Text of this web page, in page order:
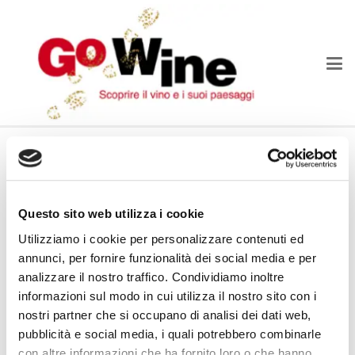
Questo sito web utilizza i cookie
Utilizziamo i cookie per personalizzare contenuti ed
annunci, per fornire funzionalità dei social media e per
analizzare il nostro traffico. Condividiamo inoltre
informazioni sul modo in cui utilizza il nostro sito con i
nostri partner che si occupano di analisi dei dati web,
pubblicità e social media, i quali potrebbero combinarle
Il primo itinerario dell’anno
per i Soci de L’Aquila
Il Club Go Wine de L’Aquila propone per sabato 17
febbraio un primo itinerario in cantina per aprire il
programma degli appuntamenti 2024. Un’escursione
di andare a conoscere sul campo cantine selezionate
sulla Guida Cantine d’Italia o che collaborano con